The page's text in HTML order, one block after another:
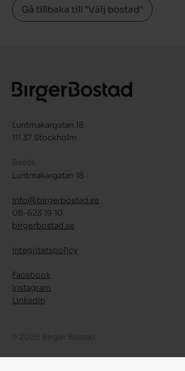
Gå tillbaka till "Välj bostad"
Luntmakargatan 18
111 37 Stockholm
Besök
Luntmakargatan 18
info@birgerbostad.se
08-623 19 10
birgerbostad.se
Integritetspolicy
Facebook
Instagram
LinkedIn
© 2026 Birger Bostad